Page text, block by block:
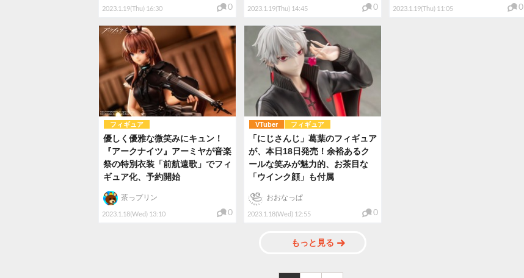
2023.1.19(Thu) 16:30 0 2023.1.19(Thu) 14:45 0 2023.1.19(Thu) 11:05 0
フィギュア
優しく優雅な微笑みにキュン！
『アークナイツ』アーミヤが音楽
祭の特別衣装「前航遠歌」でフィ
ギュア化、予約開始
2023.1.18(Wed) 13:10
茶っプリン
0
VTuber フィギュア
「にじさんじ」葛葉のフィギュア
が、本日18日発売！余裕あるク
ールな笑みが魅力的、お茶目な
「ウインク顔」も付属
2023.1.18(Wed) 12:55
おおなっぱ
0
もっと見る